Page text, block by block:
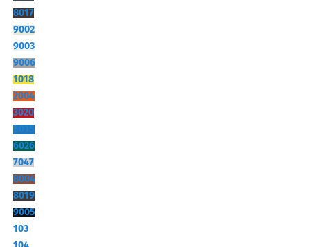
8017
9002
9003
9006
1018
2004
3020
5015
6026
7047
8004
8019
9005
103